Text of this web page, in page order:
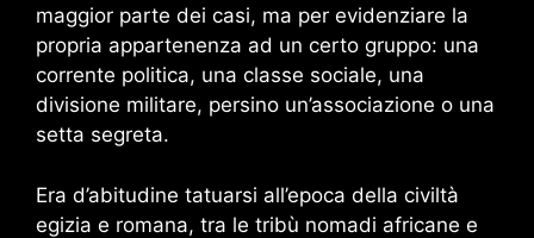
maggior parte dei casi, ma per evidenziare la
propria appartenenza ad un certo gruppo: una
corrente politica, una classe sociale, una
divisione militare, persino un’associazione o una
setta segreta.
Era d’abitudine tatuarsi all’epoca della civiltà
egizia e romana, tra le tribù nomadi africane e